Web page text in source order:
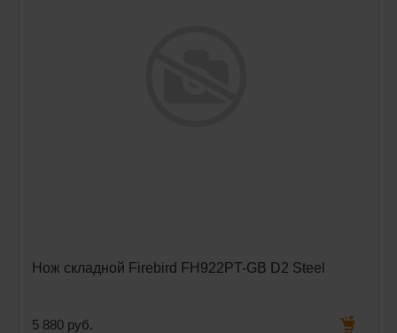
Нож складной Firebird FH922PT-GB D2 Steel
5 880 руб.